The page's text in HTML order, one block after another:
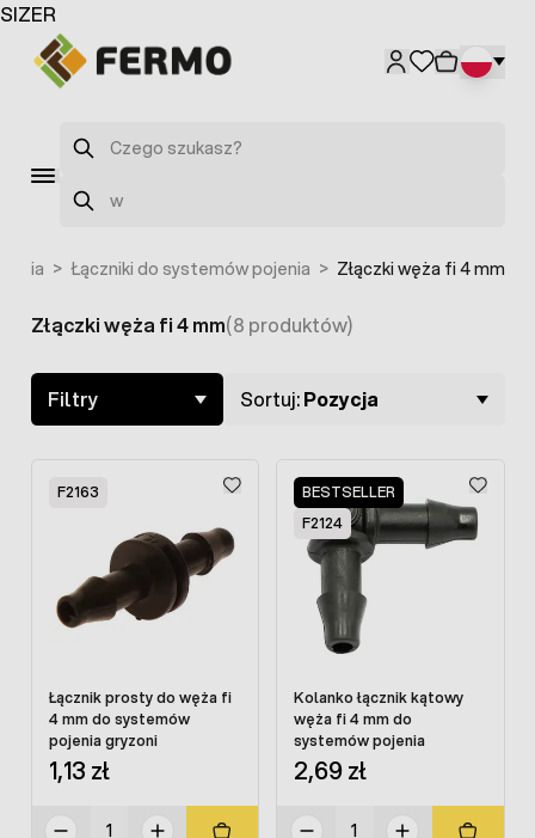
Przejdź do treści
Szukaj
Szukaj
> Łączniki do systemów pojenia > Złączki węża fi 4 mm
Skip to product list
Złączki węża fi 4 mm(8 produktów)
Filtry Sortuj:Pozycja
F2163
Łącznik prosty do węża fi
4 mm do systemów
pojenia gryzoni
1,13 zł
BESTSELLER
F2124
Kolanko łącznik kątowy
węża fi 4 mm do
systemów pojenia
2,69 zł
SIZER